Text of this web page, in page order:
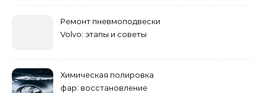
Ремонт пневмоподвески
Volvo: этапы и советы
Химическая полировка
фар: восстановление